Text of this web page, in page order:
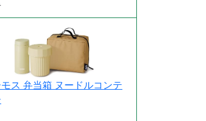
ス 弁当箱 ヌードルコンテ